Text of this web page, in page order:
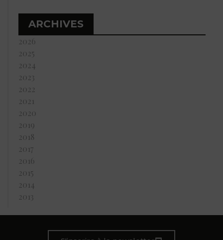
ARCHIVES
2026
2025
2024
2023
2022
2021
2020
2019
2018
2017
2016
2015
2014
2013